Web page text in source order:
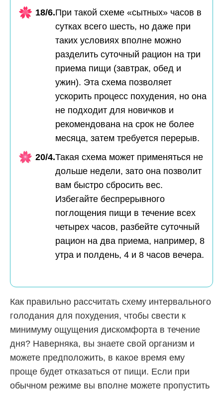
18/6.При такой схеме «сытных» часов в
сутках всего шесть, но даже при
таких условиях вполне можно
разделить суточный рацион на три
приема пищи (завтрак, обед и
ужин). Эта схема позволяет
ускорить процесс похудения, но она
не подходит для новичков и
рекомендована на срок не более
месяца, затем требуется перерыв.
20/4.Такая схема может применяться не
дольше недели, зато она позволит
вам быстро сбросить вес.
Избегайте беспрерывного
поглощения пищи в течение всех
четырех часов, разбейте суточный
рацион на два приема, например, 8
утра и полдень, 4 и 8 часов вечера.
Как правильно рассчитать схему интервального
голодания для похудения, чтобы свести к
минимуму ощущения дискомфорта в течение
дня? Наверняка, вы знаете свой организм и
можете предположить, в какое время ему
проще будет отказаться от пищи. Если при
обычном режиме вы вполне можете пропустить